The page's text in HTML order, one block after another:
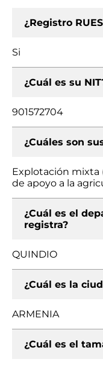
¿Registro
Si
¿Cuál es su
901572704
¿Cuáles son
Explotación mixta
de apoyo a la
¿Cuál es el
registra?
QUINDIO
¿Cuál es la
ARMENIA
¿Cuál es el